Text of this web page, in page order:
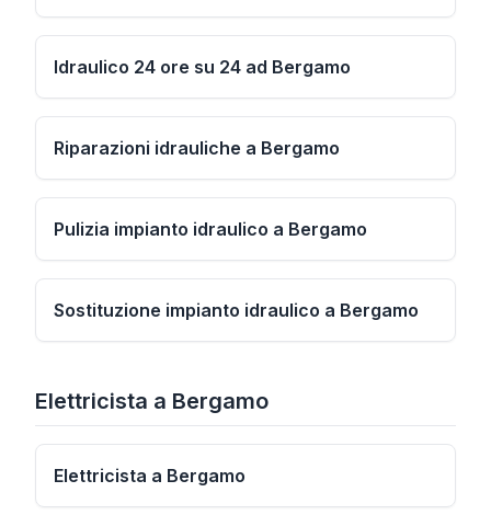
Idraulico 24 ore su 24 ad Bergamo
Riparazioni idrauliche a Bergamo
Pulizia impianto idraulico a Bergamo
Sostituzione impianto idraulico a Bergamo
Elettricista a Bergamo
Elettricista a Bergamo